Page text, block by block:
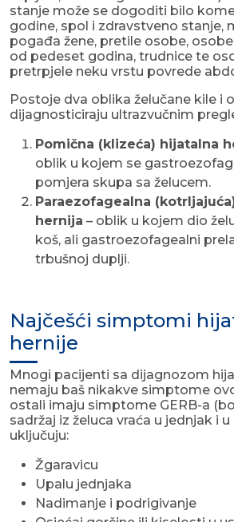
stanje može se dogoditi bilo
godine, spol i zdravstveno stanje,
pogađa žene, pretile osobe,
od pedeset godina, trudnice te
pretrpjele neku vrstu povrede
Postoje dva oblika želučane kile i
dijagnosticiraju ultrazvučnim
Pomična (klizeća) hijatalna
oblik u kojem se
pomjera skupa sa želucem.
Paraezofagealna
hernija – oblik u kojem dio
koš, ali gastroezofagealni
trbušnoj duplji.
Najčešći simptomi
hernije
Mnogi pacijenti sa dijagnozom
nemaju baš nikakve simptome
ostali imaju simptome GERB-a
sadržaj iz želuca vraća u jednjak i u
uključuju:
Žgaravicu
Upalu jednjaka
Nadimanje i podrigivanje